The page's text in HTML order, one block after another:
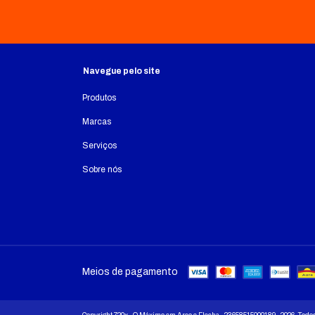
Navegue pelo site
Produtos
Marcas
Serviços
Sobre nós
Meios de pagamento